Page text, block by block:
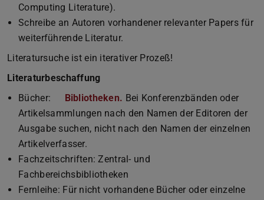
Computing Literature).
Schreibe an Autoren vorhandener relevanter Papers für
weiterführende Literatur.
Literatursuche ist ein iterativer Prozeß!
Literaturbeschaffung
Bücher:
Bibliotheken. Bei Konferenzbänden oder
Artikelsammlungen nach den Namen der Editoren der
Ausgabe suchen, nicht nach den Namen der einzelnen
Artikelverfasser.
Fachzeitschriften: Zentral- und
Fachbereichsbibliotheken
Fernleihe: Für nicht vorhandene Bücher oder einzelne